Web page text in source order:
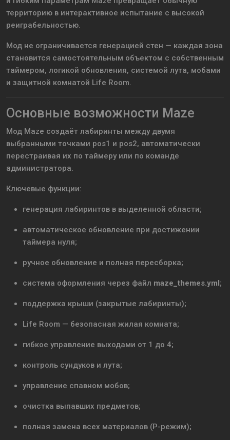
территорию в интерактивное испытание с высокой
реиграбельностью.
Мод не ограничивается генерацией стен — каждая зона
становится самостоятельным объектом с собственным
таймером, логикой обновления, системой лута, мобами
и защитной комнатой Life Room.
Основные возможности Maze
Мод Maze создаёт лабиринты между двумя
выбранными точками pos1 и pos2, автоматически
перестраивая их по таймеру или по команде
администратора.
Ключевые функции:
генерация лабиринтов в выделенной области;
автоматическое обновление при достижении
таймера нуля;
ручное обновление и полная пересборка;
система оформления через файл maze_themes.yml;
поддержка крыши (закрытые лабиринты);
Life Room — безопасная жилая комната;
гибкое управление выходами от 1 до 4;
контроль сундуков и лута;
управление спавном мобов;
очистка выпавших предметов;
полная замена всех материалов (P-режим);